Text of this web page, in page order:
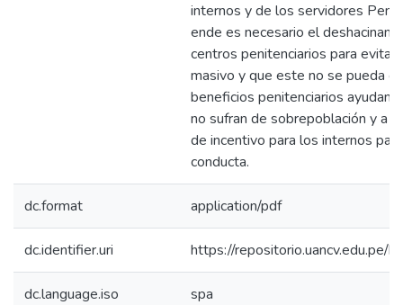
internos y de los servidores
ende es necesario el
centros penitenciarios para evitar
masivo y que este no se pueda
beneficios penitenciarios ayudan
no sufran de sobrepoblación y a
de incentivo para los internos
conducta.
dc.format application/pdf
dc.identifier.uri https://repositorio.uancv.edu.pe/
dc.language.iso spa